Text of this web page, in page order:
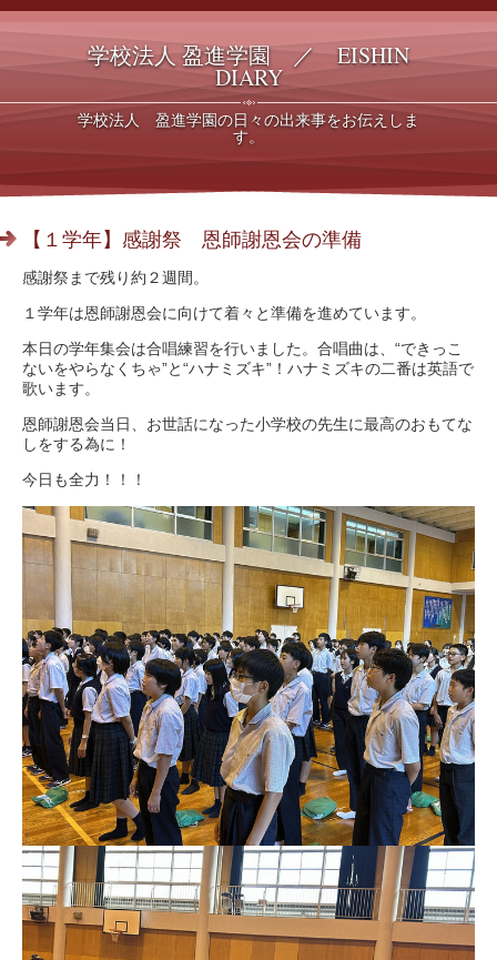
学校法人 盈進学園 ／ EISHIN
DIARY
学校法人 盈進学園の日々の出来事をお伝えしま
す。
【１学年】感謝祭 恩師謝恩会の準備
感謝祭まで残り約２週間。
１学年は恩師謝恩会に向けて着々と準備を進めています。
本日の学年集会は合唱練習を行いました。合唱曲は、“できっこ
ないをやらなくちゃ”と“ハナミズキ”！ハナミズキの二番は英語で
歌います。
恩師謝恩会当日、お世話になった小学校の先生に最高のおもてな
しをする為に！
今日も全力！！！